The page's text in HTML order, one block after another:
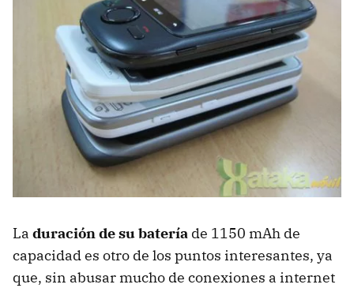
La duración de su batería de 1150 mAh de
capacidad es otro de los puntos interesantes, ya
que, sin abusar mucho de conexiones a internet